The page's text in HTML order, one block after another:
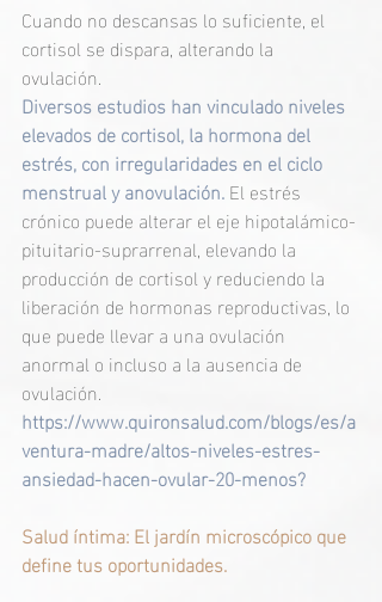
Cuando no descansas lo suficiente, el
cortisol se dispara, alterando la
ovulación.
Diversos estudios han vinculado niveles
elevados de cortisol, la hormona del
estrés, con irregularidades en el ciclo
menstrual y anovulación. El estrés
crónico puede alterar el eje hipotalámico-
pituitario-suprarrenal, elevando la
producción de cortisol y reduciendo la
liberación de hormonas reproductivas, lo
que puede llevar a una ovulación
anormal o incluso a la ausencia de
ovulación.
https://www.quironsalud.com/blogs/es/a
ventura-madre/altos-niveles-estres-
ansiedad-hacen-ovular-20-menos?
Salud íntima: El jardín microscópico que
define tus oportunidades.